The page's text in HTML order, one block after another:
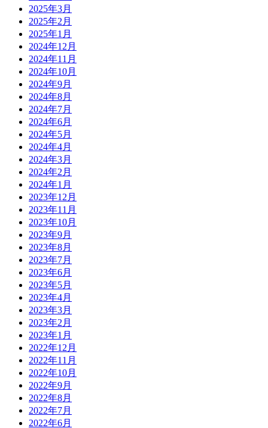
2025年3月
2025年2月
2025年1月
2024年12月
2024年11月
2024年10月
2024年9月
2024年8月
2024年7月
2024年6月
2024年5月
2024年4月
2024年3月
2024年2月
2024年1月
2023年12月
2023年11月
2023年10月
2023年9月
2023年8月
2023年7月
2023年6月
2023年5月
2023年4月
2023年3月
2023年2月
2023年1月
2022年12月
2022年11月
2022年10月
2022年9月
2022年8月
2022年7月
2022年6月